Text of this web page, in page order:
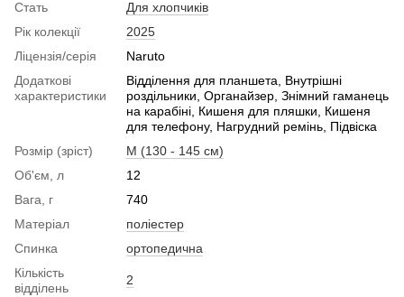
Стать
Для хлопчиків
Рік колекції
2025
Ліцензія/серія
Naruto
Додаткові
характеристики
Відділення для планшета, Внутрішні
роздільники, Органайзер, Знімний гаманець
на карабіні, Кишеня для пляшки, Кишеня
для телефону, Нагрудний ремінь, Підвіска
Розмір (зріст)
M (130 - 145 см)
Об'єм, л
12
Вага, г
740
Матеріал
поліестер
Спинка
ортопедична
Кількість
відділень
2